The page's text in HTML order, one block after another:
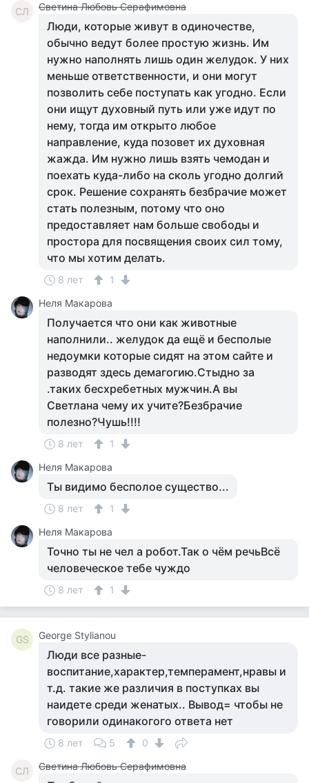
СЛ Светина Любовь Серафимовна
Люди, которые живут в одиночестве,
обычно ведут более простую жизнь. Им
нужно наполнять лишь один желудок. У них
меньше ответственности, и они могут
позволить себе поступать как угодно. Если
они ищут духовный путь или уже идут по
нему, тогда им открыто любое
направление, куда позовет их духовная
жажда. Им нужно лишь взять чемодан и
поехать куда-либо на сколь угодно долгий
срок. Решение сохранять безбрачие может
стать полезным, потому что оно
предоставляет нам больше свободы и
простора для посвящения своих сил тому,
что мы хотим делать.
8 лет
1
Неля Макарова
Получается что они как животные
наполнили.. желудок да ещё и бесполые
недоумки которые сидят на этом сайте и
разводят здесь демагогию.Стыдно за
.таких бесхребетных мужчин.А вы
Светлана чему их учите?Безбрачие
полезно?Чушь!!!!
8 лет
1
Неля Макарова
Ты видимо бесполое существо...
8 лет
1
Неля Макарова
Точно ты не чел а робот.Так о чём речьВсё
человеческое тебе чуждо
8 лет 1
GS George Stylianou
Люди все разные-
воспитание,характер,темперамент,нравы и
т.д. такие же различия в поступках вы
наидете среди женатых.. Вывод= чтобы не
говорили одинакогого ответа нет
8 лет 5 0
СЛ Светина Любовь Серафимовна